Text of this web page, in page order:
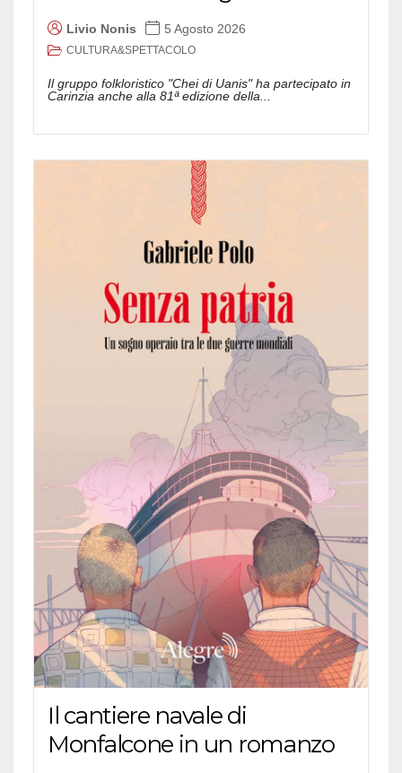
Livio Nonis 5 Agosto 2026
CULTURA&SPETTACOLO
Il gruppo folkloristico "Chei di Uanis" ha partecipato in
Carinzia anche alla 81ª edizione della...
Il cantiere navale di
Monfalcone in un romanzo